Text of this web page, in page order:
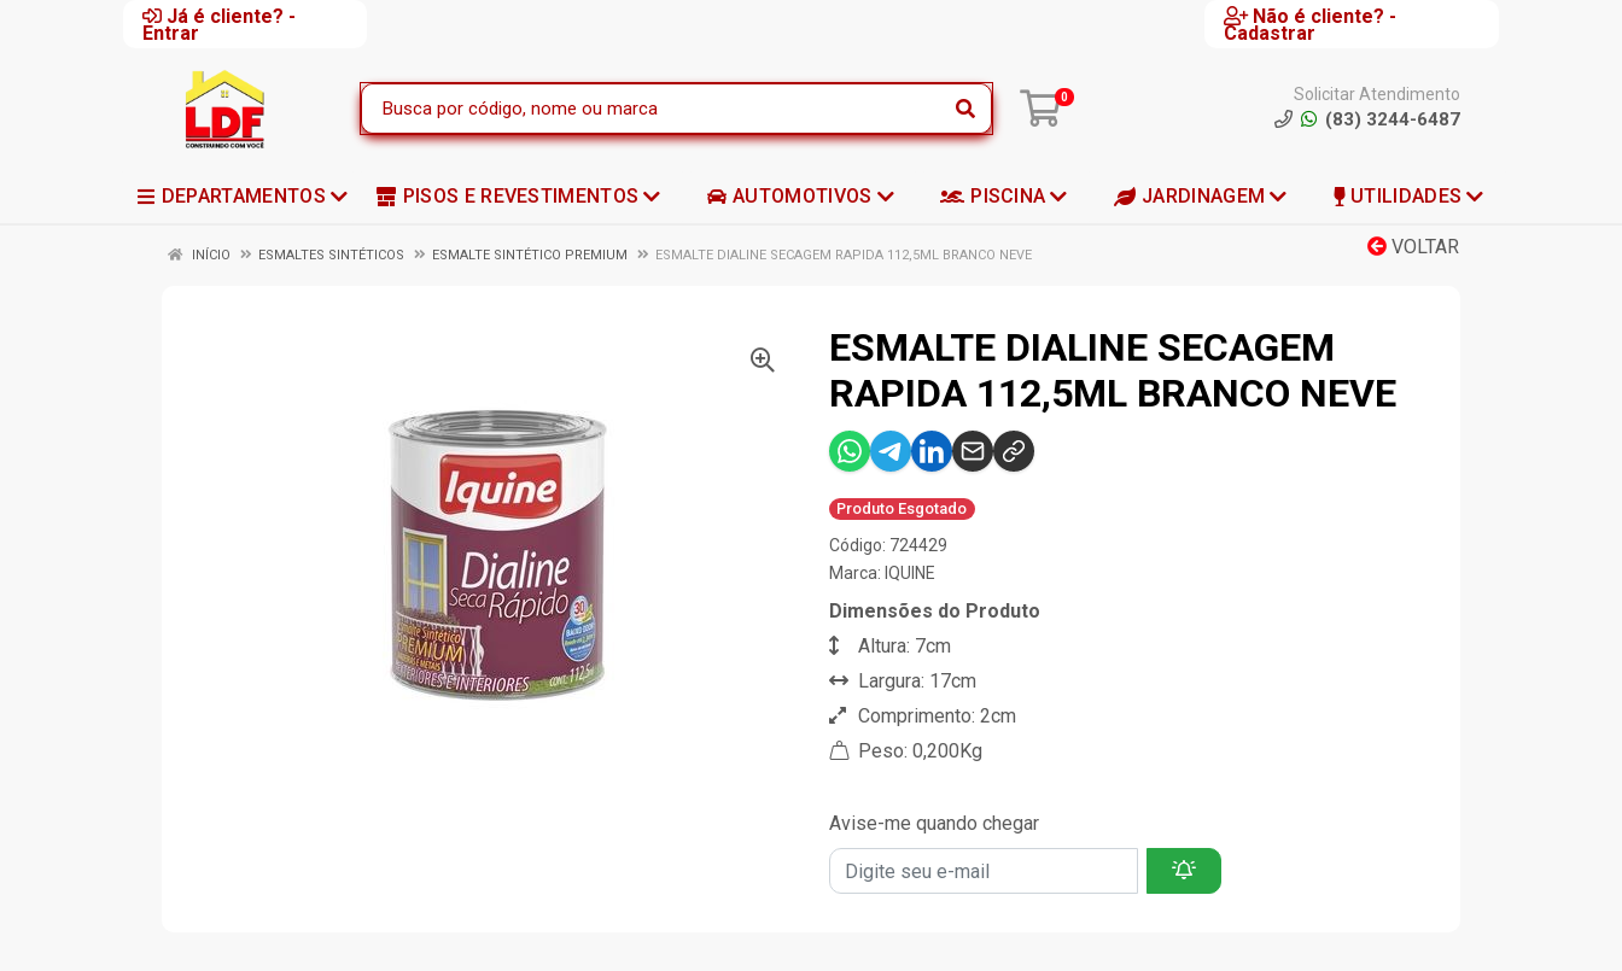
Já é cliente? -
Entrar
Não é cliente? -
Cadastrar
0 Solicitar Atendimento
(83) 3244-6487
DEPARTAMENTOS PISOS E REVESTIMENTOS AUTOMOTIVOS PISCINA JARDINAGEM UTILIDADES
VOLTAR
INÍCIO ESMALTES SINTÉTICOS ESMALTE SINTÉTICO PREMIUM ESMALTE DIALINE SECAGEM RAPIDA 112,5ML BRANCO NEVE
ESMALTE DIALINE SECAGEM
RAPIDA 112,5ML BRANCO NEVE
Produto Esgotado
Código: 724429
Marca: IQUINE
Dimensões do Produto
Altura: 7cm
Largura: 17cm
Comprimento: 2cm
Peso: 0,200Kg
Avise-me quando chegar